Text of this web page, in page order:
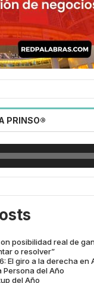
PRINSO®
posibilidad real de
o resolver”
El giro a la derecha en
Persona del Año
del Año